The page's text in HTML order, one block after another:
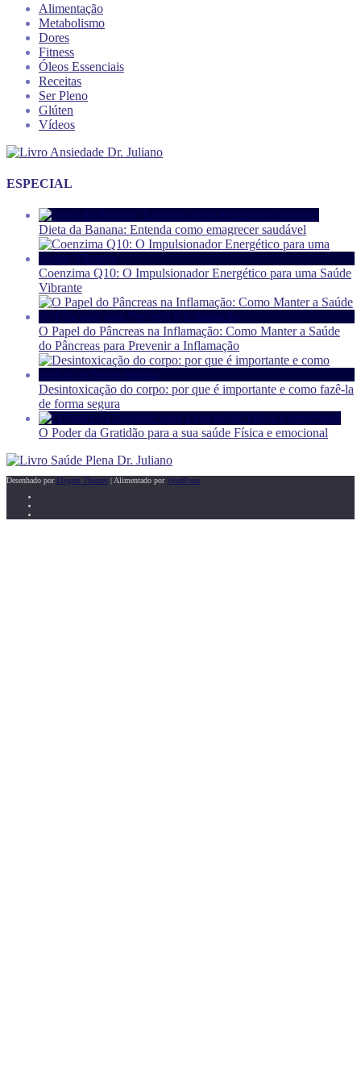
Alimentação
Metabolismo
Dores
Fitness
Óleos Essenciais
Receitas
Ser Pleno
Glúten
Vídeos
ESPECIAL
Dieta da Banana: Entenda como emagrecer saudável
Coenzima Q10: O Impulsionador Energético para uma Saúde
Vibrante
O Papel do Pâncreas na Inflamação: Como Manter a Saúde
do Pâncreas para Prevenir a Inflamação
Desintoxicação do corpo: por que é importante e como fazê-la
de forma segura
O Poder da Gratidão para a sua saúde Física e emocional
Desenhado por Elegant Themes | Alimentado porWordPress